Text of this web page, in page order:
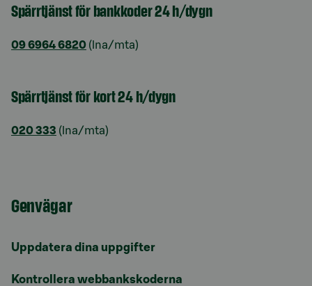
Spärrtjänst för bankkoder 24 h/dygn
09 6964 6820 (lna/mta)
Spärrtjänst för kort 24 h/dygn
020 333 (lna/mta)
Genvägar
Uppdatera dina uppgifter
Kontrollera webbankskoderna